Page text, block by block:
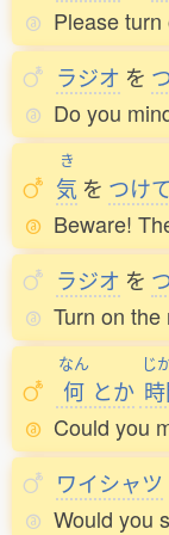
Please
ラジオ を
Do you
き
気 を つけて
Beware!
ラジオ を
Turn on the
なん
何 とか
じ
Could you
ワイシャツ
Would you